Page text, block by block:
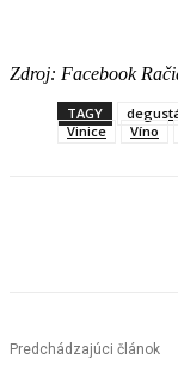
Zdroj: Facebook
TAGY
Vinice
Víno
Predchádzajúci článok